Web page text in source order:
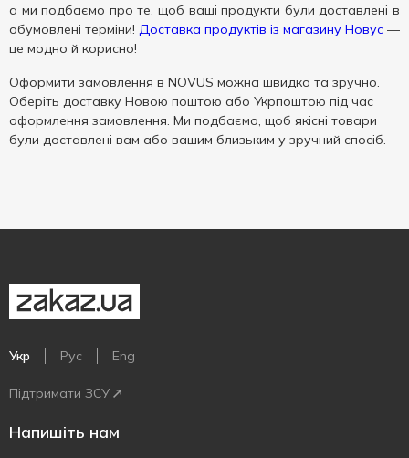
а ми подбаємо про те, щоб ваші продукти були доставлені в
обумовлені терміни! Доставка продуктів із магазину Новус —
це модно й корисно!
Оформити замовлення в NOVUS можна швидко та зручно.
Оберіть доставку Новою поштою або Укрпоштою під час
оформлення замовлення. Ми подбаємо, щоб якісні товари
були доставлені вам або вашим близьким у зручний спосіб.
Укр Рус Eng
Підтримати ЗСУ
Напишіть нам